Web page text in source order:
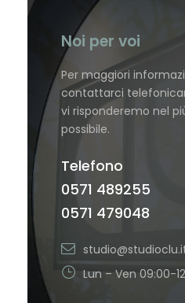
Noi per voi
Per maggiori
contattarci
vi risponderemo nel
possibile.
Telefono
0571 489255
0571 479048
Lun – Ven 09:00-